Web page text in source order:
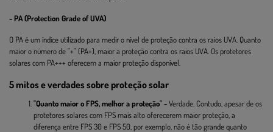
- PA (Protection Grade of UVA)
O PA é um índice utilizado para medir o nível de proteção contra os raios UVA. Quanto
maior o número de "+" (PA+), maior a proteção contra os raios UVA. Os protetores
solares com PA+++ oferecem a maior proteção disponível.
5 mitos e verdades sobre proteção solar
"Quanto maior o FPS, melhor a proteção" -Verdade. Contudo, apesar de os
protetores solares com FPS mais alto oferecerem maior proteção, a
diferença entre FPS 30 e FPS 50, por exemplo, não é tão grande quanto